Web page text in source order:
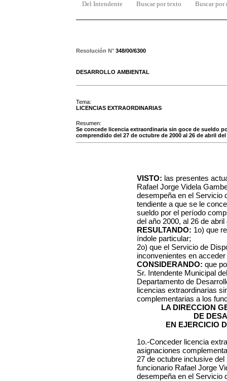
Del Intendente Buscar por texto Buscar por
Resolución N° 348/00/6300
DESARROLLO AMBIENTAL
Tema:
LICENCIAS EXTRAORDINARIAS
Resumen:
Se concede licencia extraordinaria sin goce de sueldo
comprendido del 27 de octubre de 2000 al 26 de abril del
VISTO: las presentes
Rafael Jorge Videla
desempeña en el Servicio
tendiente a que se le
sueldo por el período
del año 2000, al 26 de abril
RESULTANDO: 1o) que
índole particular;
2o) que el Servicio de
inconvenientes en
CONSIDERANDO: que
Sr. Intendente Municipal
Departamento de
licencias extraordinarias
complementarias a los
LA DIRECCION
DE
EN EJERCICIO
1o.-Conceder licencia
asignaciones
27 de octubre inclusive
funcionario Rafael Jorge
desempeña en el Servicio